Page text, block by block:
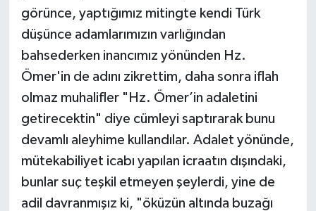
görünce, yaptığımız mitingte kendi Türk
düşünce adamlarımızın varlığından
bahsederken inancımız yönünden Hz.
Ömer'in de adını zikrettim, daha sonra iflah
olmaz muhalifler "Hz. Ömer’in adaletini
getirecektin" diye cümleyi saptırarak bunu
devamlı aleyhime kullandılar. Adalet yönünde,
mütekabiliyet icabı yapılan icraatın dışındaki,
bunlar suç teşkil etmeyen şeylerdi, yine de
adil davranmışız ki, "öküzün altında buzağı